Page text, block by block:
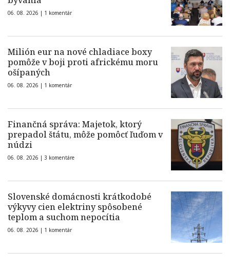
06. 08. 2026 | 1 komentár
Milión eur na nové chladiace boxy
pomôže v boji proti africkému moru
ošípaných
06. 08. 2026 | 1 komentár
Finančná správa: Majetok, ktorý
prepadol štátu, môže pomôcť ľuďom v
núdzi
06. 08. 2026 | 3 komentáre
Slovenské domácnosti krátkodobé
výkyvy cien elektriny spôsobené
teplom a suchom nepocítia
06. 08. 2026 | 1 komentár